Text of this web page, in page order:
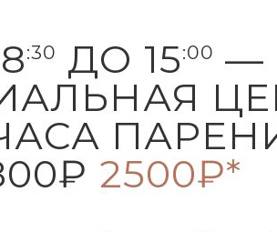
:30 ДО 15:00 —
2500₽*